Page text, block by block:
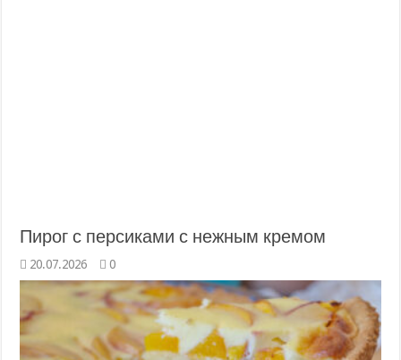
Пирог с персиками с нежным кремом
20.07.2026 0